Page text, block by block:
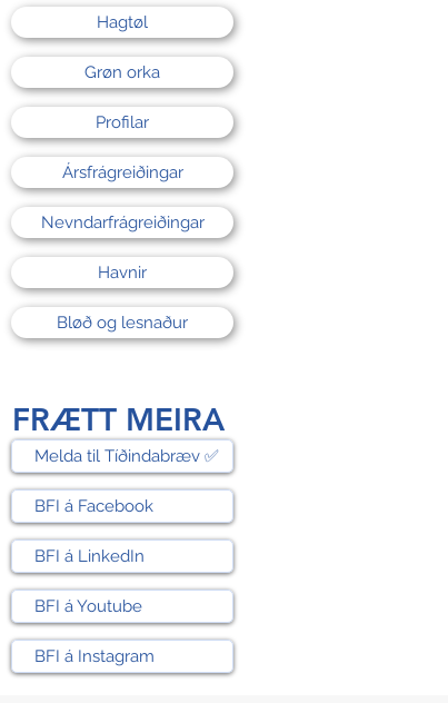
Hagtøl
Grøn orka
Profilar
Ársfrágreiðingar
Nevndarfrágreiðingar
Havnir
Bløð og lesnaður
FRÆTT MEIRA
Melda til Tíðindabræv ✅
BFI á Facebook
BFI á LinkedIn
BFI á Youtube
BFI á Instagram